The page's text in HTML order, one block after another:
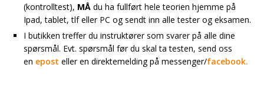
(kontrolltest), MÅ du ha fullført hele teorien hjemme på
Ipad, tablet, tlf eller PC og sendt inn alle tester og eksamen.
I butikken treffer du instruktører som svarer på alle dine
spørsmål. Evt. spørsmål før du skal ta testen, send oss
en epost eller en direktemelding på messenger/facebook.